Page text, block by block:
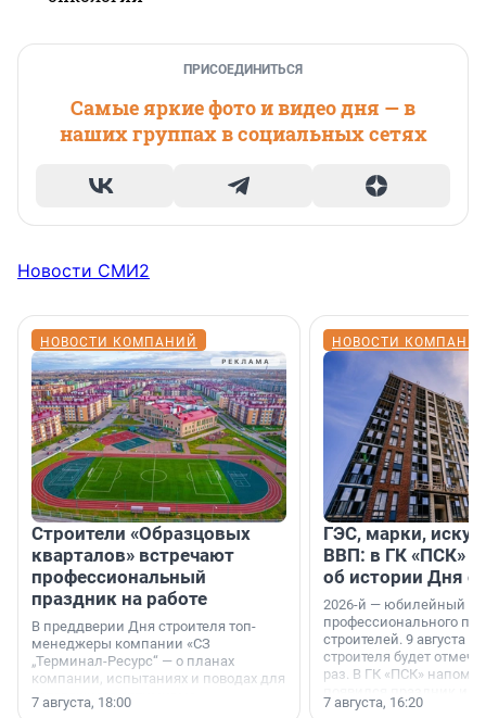
ПРИСОЕДИНИТЬСЯ
Самые яркие фото и видео дня — в
наших группах в социальных сетях
Новости СМИ2
НОВОСТИ КОМПАНИЙ
Строители «Образцовых
кварталов» встречают
профессиональный
праздник на работе
В преддверии Дня строителя топ-
менеджеры компании «СЗ
„Терминал-Ресурс“ — о планах
компании, испытаниях и поводах для
осторожного оптимизма.
7 августа, 18:00
НОВОСТИ
ГЭС, марки,
ВВП: в ГК «ПСК»
об истории Дня
2026-й — юбилейный
профессионального
строителей. 9 августа
строителя будет
раз. В ГК «ПСК»
поменялась роль
7 августа, 16:20